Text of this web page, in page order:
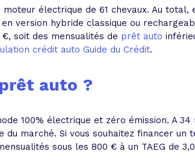
électrique de 61 chevaux. Au total,
version hybride classique ou
€, soit des mensualités de prêt auto
crédit auto Guide du Crédit.
auto ?
100% électrique et zéro émission. A 34
marché. Si vous souhaitez financer un
sous les 800 € à un TAEG de